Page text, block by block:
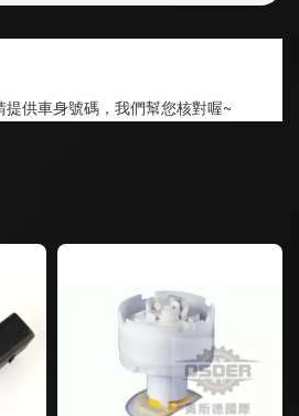
供車身號碼，我們幫您核對喔~